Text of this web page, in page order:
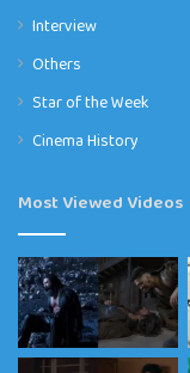
Interview
Others
Star of the Week
Cinema History
Most Viewed Videos